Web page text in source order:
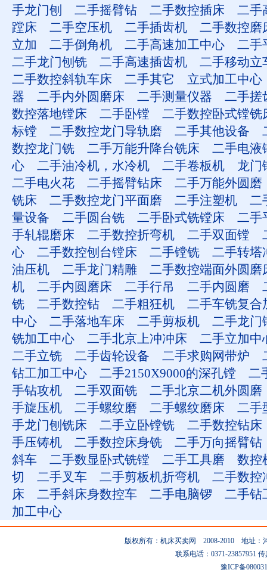
手龙门刨
二手摇臂钻 二手数控插床
二手
蹚床
二手空压机 二手插齿机
二手数控磨
立加
二手倒角机 二手高速加工中心
二手
二手龙门刨铣
二手高速插齿机
二手移动立
二手数控斜轨车床
二手其它
立式加工中心
器
二手内外圆磨床 二手测量仪器
二手搓
数控落地镗床
二手卧镗
二手数控卧式镗铣
标镗
二手数控龙门导轨磨 二手其他设备
数控龙门铣
二手万能升降台铣床
二手电液
心
二手油冷机，水冷机 二手卷板机
龙门
二手电火花
二手摇臂钻床
二手万能外圆磨
铣床
二手数控龙门平面磨 二手注塑机
二
量设备
二手圆台铣 二手卧式铣镗床
二手
手轧辊磨床
二手数控折弯机 二手双面镗
心
二手数控刨台镗床 二手镗铣
二手转塔
油压机
二手龙门精雕
二手数控端面外圆磨
机
二手内圆磨床 二手行吊 二手内圆磨
铣
二手数控钻 二手粗狂机
二手车铣复合
中心
二手落地车床 二手剪板机
二手龙门
铣加工中心
二手北京上冲冲床
二手立加中
二手立铣
二手齿轮设备 二手求购网带炉
钻工加工中心
二手2150X9000的深孔镗
二
手钻攻机
二手双面铣
二手北京二机外圆磨
手旋压机
二手螺纹磨 二手螺纹磨床
二手
手龙门刨铣床
二手立卧镗铣
二手数控钻床
手压铸机
二手数控床身铣
二手万向摇臂钻
斜车
二手数显卧式铣镗 二手工具磨
数控
切
二手叉车 二手剪板机折弯机
二手数控
床
二手斜床身数控车 二手电脑锣
二手钻
加工中心
版权所有：机床买卖网 2008-2010 地址：
联系电话：0371-23857951
豫ICP备